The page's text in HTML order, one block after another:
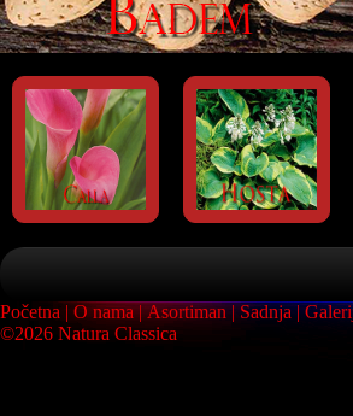
Početna O nama Asortiman Sadnja
©2026 Natura Classica